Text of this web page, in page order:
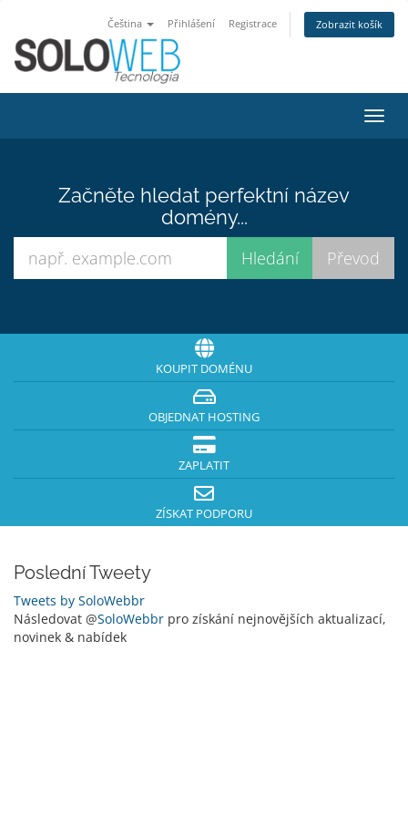
Čeština Přihlášení Registrace Zobrazit košík
Začněte hledat perfektní název
domény...
KOUPIT DOMÉNU
OBJEDNAT HOSTING
ZAPLATIT
ZÍSKAT PODPORU
Poslední Tweety
Tweets by SoloWebbr
Následovat @SoloWebbr pro získání nejnovějších aktualizací,
novinek & nabídek